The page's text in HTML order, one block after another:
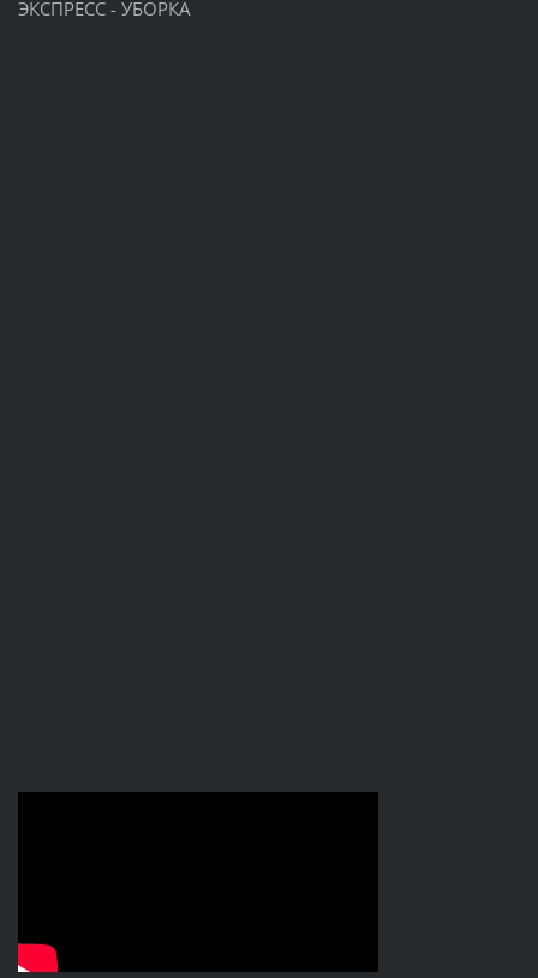
ЭКСПРЕСС - УБОРКА